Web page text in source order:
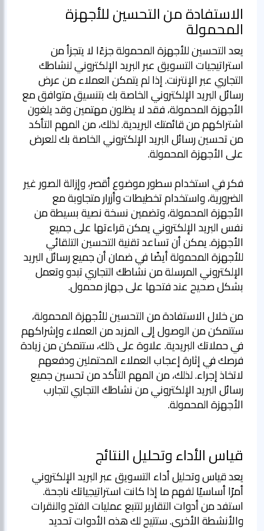
الاستفادة من التحسين للأجهزة
المحمولة
يعد التحسين للأجهزة المحمولة جزءًا لا يتجزأ من
استراتيجيات التسويق عبر البريد الإلكتروني لنشاطك
التجاري عبر الإنترنت. إذا لم يتمكن العملاء من عرض
رسائل البريد الإلكتروني الخاصة بك بتنسيق متوافق مع
الأجهزة المحمولة، فقد لا يظلون مهتمين وقد يلغون
اشتراكهم من قائمتك البريدية. لذلك، من المهم التأكد
من تحسين رسائل البريد الإلكتروني الخاصة بك للعرض
فكر في استخدام سطور موضوع أقصر، وإزالة الصور غير
الضرورية، واستخدام تخطيطات وأزرار متجاوبة مع
الأجهزة المحمولة، وتضمين نسخة نصية بسيطة من
نفس البريد الإلكتروني يمكن قراءتها على جميع
الأجهزة. يمكن أن تساعد تقنية التحسين التلقائي
للأجهزة المحمولة أيضًا في ضمان أن جميع رسائل البريد
الإلكتروني المرسلة من نشاطك التجاري تبدو وتعمل
من خلال الاستفادة من التحسين للأجهزة المحمولة،
ستتمكن من الوصول إلى المزيد من العملاء وإشراكهم
في حملاتك البريدية. علاوة على ذلك، ستتمكن من زيادة
فرصك في إثارة إعجاب العملاء المحتملين ودفعهم
لاتخاذ إجراء. لذلك، من المهم التأكد من تحسين جميع
رسائل البريد الإلكتروني من نشاطك التجاري لتجارب
الأجهزة المحمولة.
قياس الأداء وتحليل النتائج
يعد قياس وتحليل أداء التسويق عبر البريد الإلكتروني
أمرًا أساسيًا لفهم ما إذا كانت استراتيجياتك ناجحة.
استفد من أدوات التقارير لتتبع عمليات الفتح والنقرات
والأنشطة الأخرى. ستتيح لك هذه الأدوات تحديد